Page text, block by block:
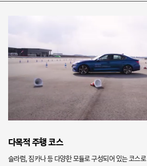
다목적 주행 코스
슬라럼, 짐카나 등 다양한 모듈로 구성되어 있는 코스